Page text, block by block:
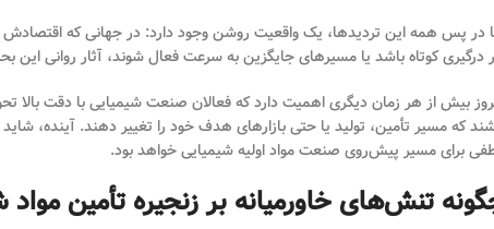
در پس همه این تردیدها، یک واقعیت روشن وجود دارد: در جهانی که
درگیری کوتاه باشد یا مسیرهای جایگزین به سرعت فعال شوند، آثار روانی این
بیش از هر زمان دیگری اهمیت دارد که فعالان صنعت شیمیایی با دقت بالا
که مسیر تأمین، تولید یا حتی بازارهای هدف خود را تغییر دهند. آینده،
برای مسیر پیش‌روی صنعت مواد اولیه شیمیایی خواهد بود.
تنش‌های خاورمیانه بر زنجیره تأمین مواد